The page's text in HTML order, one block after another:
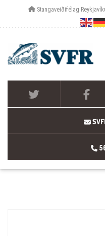
Stangaveiðifélag